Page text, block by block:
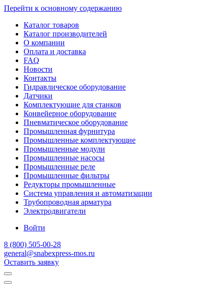
Перейти к основному содержанию
Каталог товаров
Каталог производителей
О компании
Оплата и доставка
FAQ
Новости
Контакты
Гидравлическое оборудование
Датчики
Комплектующие для станков
Конвейерное оборудование
Пневматическое оборудование
Промышленная фурнитура
Промышленные комплектующие
Промышленные модули
Промышленные насосы
Промышленные реле
Промышленные фильтры
Редукторы промышленные
Система управления и автоматизации
Трубопроводная арматура
Электродвигатели
Войти
8 (800) 505-00-28
general@snabexpress-mos.ru
Оставить заявку